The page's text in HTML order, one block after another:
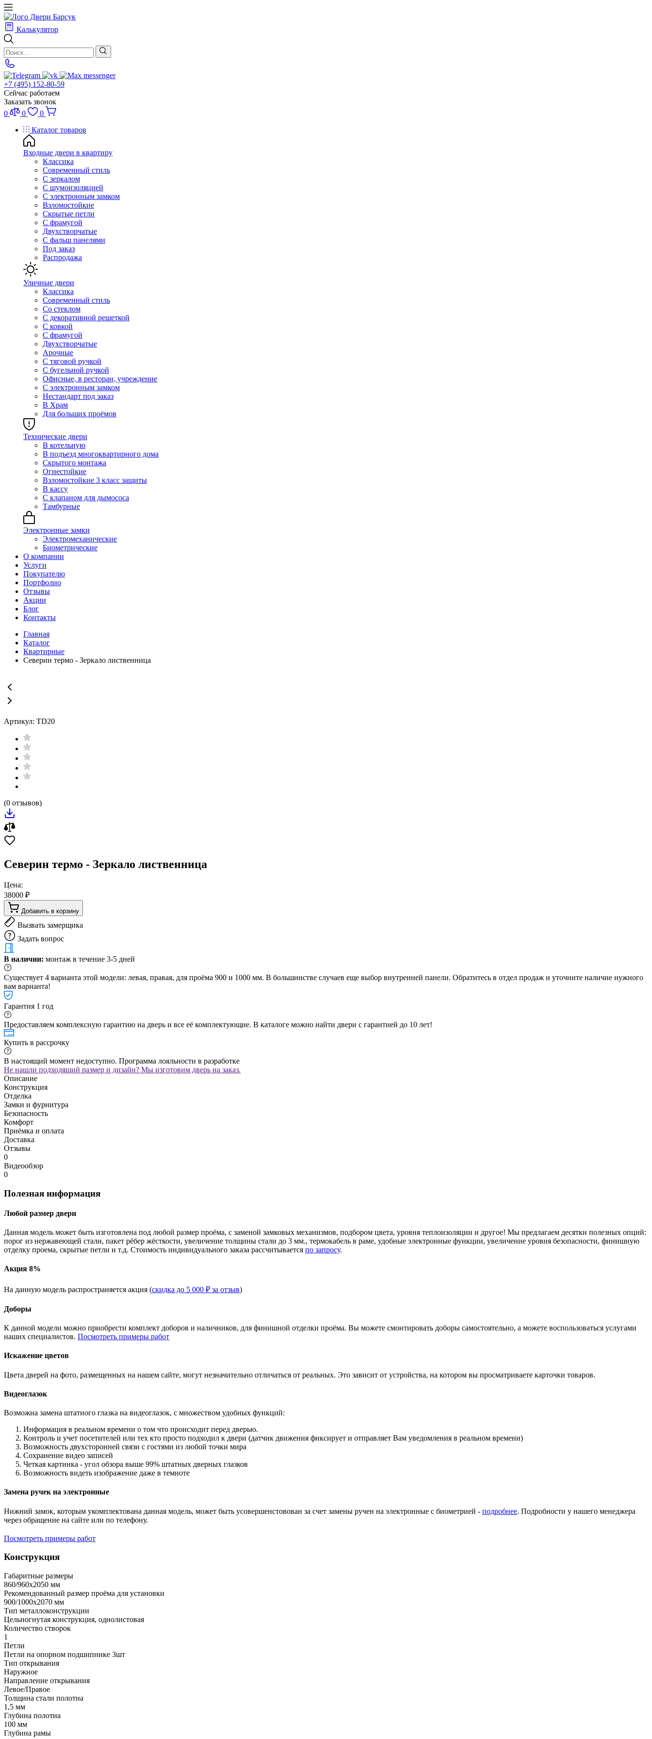
Калькулятор
+7 (495) 152-80-59
Сейчас работаем
Заказать звонок
0
0
0
Каталог товаров
Входные двери в квартиру
Классика
Современный стиль
С зеркалом
С шумоизоляцией
С электронным замком
Взломостойкие
Скрытые петли
С фрамугой
Двухстворчатые
С фальш панелями
Под заказ
Распродажа
Уличные двери
Классика
Современный стиль
Со стеклом
С декоративной решеткой
С ковкой
С фрамугой
Двухстворчатые
Арочные
С тяговой ручкой
С бугельной ручкой
Офисные, в ресторан, учреждение
С электронным замком
Нестандарт под заказ
В Храм
Для больших проёмов
Технические двери
В котельную
В подъезд многоквартирного дома
Скрытого монтажа
Огнестойкие
Взломостойкие 3 класс защиты
В кассу
С клапаном для дымососа
Тамбурные
Электронные замки
Электромеханические
Биометрические
О компании
Услуги
Покупателю
Портфолио
Отзывы
Акции
Блог
Контакты
Главная
Каталог
Квартирные
Северин термо - Зеркало лиственница
Артикул: TD20
(0 отзывов)
Северин термо - Зеркало лиственница
Цена:
38000 ₽
Добавить в корзину
Вызвать замерщика
Задать вопрос
В наличии: монтаж в течение 3-5 дней
Существует 4 варианта этой модели: левая, правая, для проёма 900 и 1000 мм. В большинстве случаев еще выбор внутренней панели. Обратитесь в отдел продаж и уточните наличие нужного
вам варианта!
Гарантия 1 год
Предоставляем комплексную гарантию на дверь и все её комплектующие. В каталоге можно найти двери с гарантией до 10 лет!
Купить в рассрочку
В настоящий момент недоступно. Программа лояльности в разработке
Не нашли подходящий размер и дизайн? Мы изготовим дверь на заказ.
Описание
Конструкция
Отделка
Замки и фурнитура
Безопасность
Комфорт
Приёмка и оплата
Доставка
Отзывы
0
Видеообзор
0
Полезная информация
Любой размер двери
Данная модель может быть изготовлена под любой размер проёма, с заменой замковых механизмов, подбором цвета, уровня теплоизоляции и другое! Мы предлагаем десятки полезных опций:
порог из нержавеющей стали, пакет рёбер жёсткости, увеличение толщины стали до 3 мм., термокабель в раме, удобные электронные функции, увеличение уровня безопасности, финишную
отделку проема, скрытые петли и т.д. Стоимость индивидуального заказа рассчитывается по запросу.
Акция 8%
На данную модель распространяется акция (скидка до 5 000 ₽ за отзыв)
Доборы
К данной модели можно приобрести комплект доборов и наличников, для финишной отделки проёма. Вы можете смонтировать доборы самостоятельно, а можете воспользоваться услугами
наших специалистов. Посмотреть примеры работ
Искажение цветов
Цвета дверей на фото, размещенных на нашем сайте, могут незначительно отличаться от реальных. Это зависит от устройства, на котором вы просматриваете карточки товаров.
Видеоглазок
Возможна замена штатного глазка на видеоглазок, с множеством удобных функций:
Информация в реальном времени о том что происходит перед дверью.
Контроль и учет посетителей или тех кто просто подходил к двери (датчик движения фиксирует и отправляет Вам уведомления в реальном времени)
Возможность двухсторонней связи с гостями из любой точки мира
Сохранение видео записей
Четкая картинка - угол обзора выше 99% штатных дверных глазков
Возможность видеть изображение даже в темноте
Замена ручек на электронные
Нижний замок, которым укомплектована данная модель, может быть усовершенстовован за счет замены ручен на электронные с биометрией - подробнее. Подробности у нашего менеджера
через обращение на сайте или по телефону.
Посмотреть примеры работ
Конструкция
Габаритные размеры
860/960х2050 мм
Рекомендованный размер проёма для установки
900/1000х2070 мм
Тип металлоконструкции
Цельногнутая конструкция, однолистовая
Количество створок
1
Петли
Петли на опорном подшипнике 3шт
Тип открывания
Наружное
Направление открывания
Левое/Правое
Толщина стали полотна
1,5 мм
Глубина полотна
100 мм
Глубина рамы